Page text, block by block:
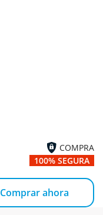
COMPRA
100% SEGURA
Comprar ahora